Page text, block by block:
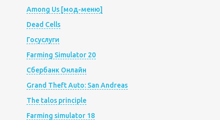
Among Us [мод-меню]
Dead Cells
Госуслуги
Farming Simulator 20
Сбербанк Онлайн
Grand Theft Auto: San Andreas
The talos principle
Farming simulator 18